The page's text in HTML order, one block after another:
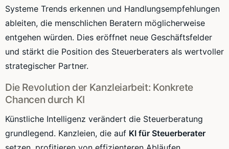
Systeme Trends erkennen und Handlungsempfehlungen
ableiten, die menschlichen Beratern möglicherweise
entgehen würden. Dies eröffnet neue Geschäftsfelder
und stärkt die Position des Steuerberaters als wertvoller
strategischer Partner.
Die Revolution der Kanzleiarbeit: Konkrete
Chancen durch KI
Künstliche Intelligenz verändert die Steuerberatung
grundlegend. Kanzleien, die auf KI für Steuerberater